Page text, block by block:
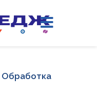
Обработка